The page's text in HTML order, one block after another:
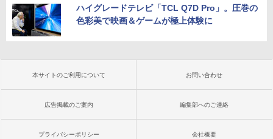
ハイグレードテレビ「TCL Q7D Pro」。圧巻の
色彩美で映画＆ゲームが極上体験に
本サイトのご利用について お問い合わせ
広告掲載のご案内 編集部へのご連絡
プライバシーポリシー 会社概要